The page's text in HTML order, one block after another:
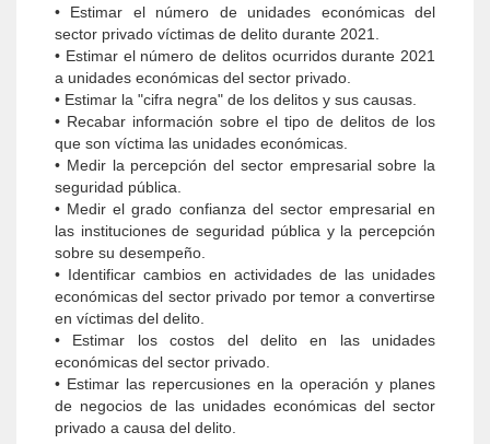
• Estimar el número de unidades económicas del
sector privado víctimas de delito durante 2021.
• Estimar el número de delitos ocurridos durante 2021
a unidades económicas del sector privado.
• Estimar la "cifra negra" de los delitos y sus causas.
• Recabar información sobre el tipo de delitos de los
que son víctima las unidades econó­micas.
• Medir la percepción del sector empresarial sobre la
seguridad pública.
• Medir el grado confianza del sector empresa­rial en
las instituciones de seguridad pública y la percepción
sobre su desempeño.
• Identificar cambios en actividades de las unidades
económicas del sector privado por temor a convertirse
en víctimas del delito.
• Estimar los costos del delito en las unidades
económicas del sector privado.
• Estimar las repercusiones en la operación y planes
de negocios de las unidades econó­micas del sector
privado a causa del delito.